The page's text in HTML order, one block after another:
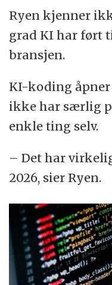
Ryen kjenner
grad KI har ført
bransjen.
KI-koding
ikke har særlig
enkle ting selv.
– Det har
2026, sier Ryen.